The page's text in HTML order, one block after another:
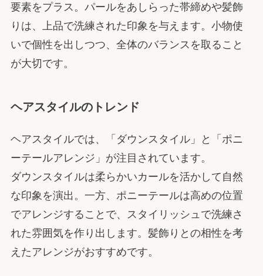
要素をプラス。パールをあしらった帯締めや髪飾
りは、上品で洗練された印象を与えます。小物使
いで個性を出しつつ、全体のバランスを取ること
が大切です。
ヘアスタイルのトレンド
ヘアスタイルでは、「ダウンスタイル」と「ポニ
ーテールアレンジ」が注目されています。
ダウンスタイルは柔らかいカールを活かして自然
な印象を演出。一方、ポニーテールは高めの位置
でアレンジすることで、スタイリッシュで洗練さ
れた雰囲気を作り出します。髪飾りとの相性を考
えたアレンジがおすすめです。